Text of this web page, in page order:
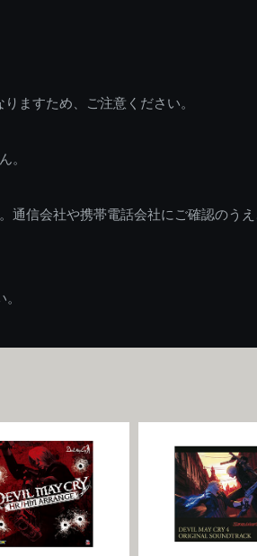
ますため、ご注意ください。
。
通信会社や携帯電話会社にご確認のう